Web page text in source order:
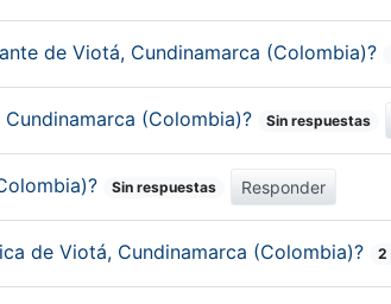
de Viotá, Cundinamarca (Colombia)?
(Colombia)? Sin respuestas
Sin respuestas Responder
de Viotá, Cundinamarca (Colombia)? 2